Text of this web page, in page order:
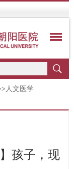
人文医学
孩子，现